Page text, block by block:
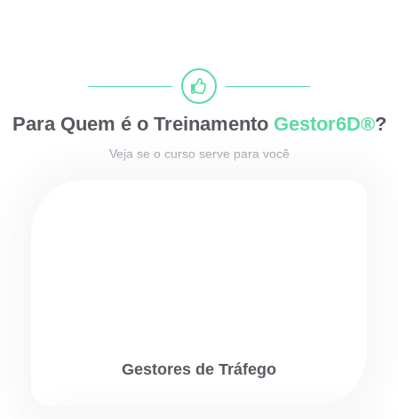
Para Quem é o Treinamento Gestor6D®?
Veja se o curso serve para você
Gestores de Tráfego